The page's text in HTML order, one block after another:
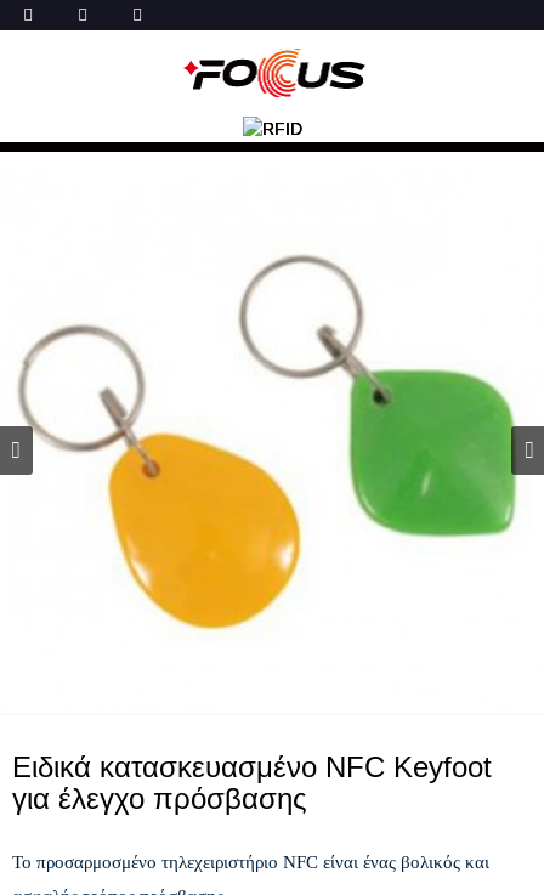
Ειδικά κατασκευασμένο NFC Keyfoot
για έλεγχο πρόσβασης
Το προσαρμοσμένο τηλεχειριστήριο NFC είναι ένας βολικός και